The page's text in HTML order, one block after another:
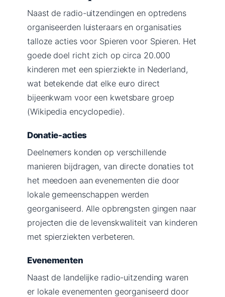
Naast de radio-uitzendingen en optredens
organiseerden luisteraars en organisaties
talloze acties voor Spieren voor Spieren. Het
goede doel richt zich op circa 20.000
kinderen met een spierziekte in Nederland,
wat betekende dat elke euro direct
bijeenkwam voor een kwetsbare groep
(Wikipedia encyclopedie).
Donatie-acties
Deelnemers konden op verschillende
manieren bijdragen, van directe donaties tot
het meedoen aan evenementen die door
lokale gemeenschappen werden
georganiseerd. Alle opbrengsten gingen naar
projecten die de levenskwaliteit van kinderen
met spierziekten verbeteren.
Evenementen
Naast de landelijke radio-uitzending waren
er lokale evenementen georganiseerd door